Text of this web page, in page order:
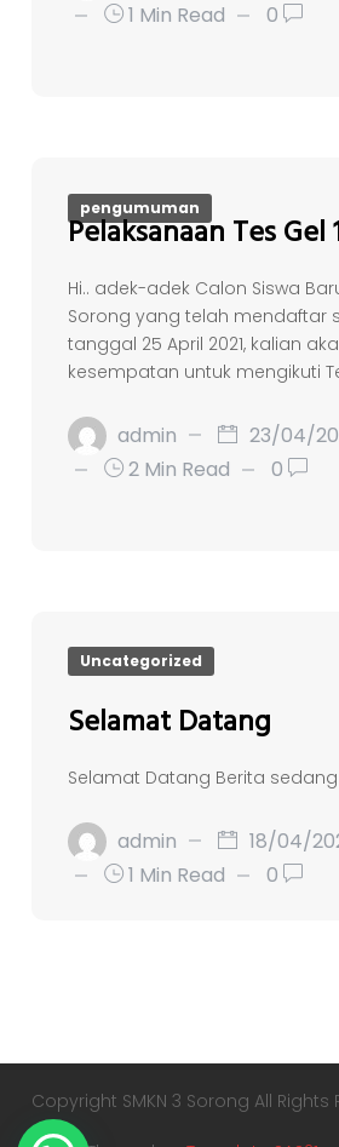
1 Min Read
0
pengumuman
Pelaksanaan Tes Gel
Hi.. adek-adek Calon Siswa
Sorong yang telah mendaftar
tanggal 25 April 2021, kalian
kesempatan untuk mengikuti
admin
23/04/
2 Min Read
0
Uncategorized
Selamat Datang
Selamat Datang Berita
admin
18/04/
1 Min Read
0
Copyright SMKN 3 Sorong All Rights